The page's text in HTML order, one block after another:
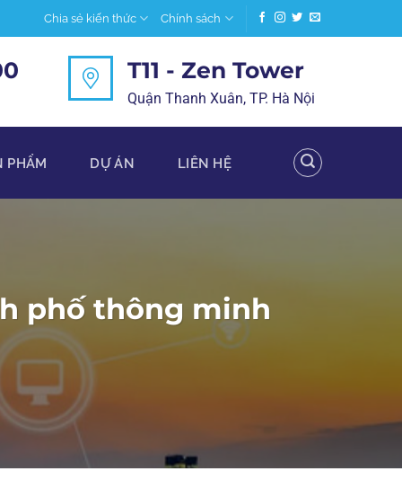
Chia sẻ kiến thức Chính sách
T11 - Zen Tower
Quận Thanh Xuân, TP. Hà Nội
PHẨM DỰ ÁN LIÊN HỆ
phố thông minh